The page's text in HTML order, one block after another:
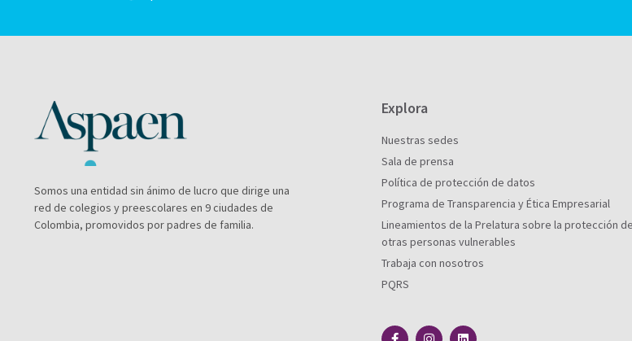
Somos una entidad sin ánimo de lucro que dirige una
red de colegios y preescolares en 9 ciudades de
Colombia, promovidos por padres de familia.
Explora
Nuestras sedes
Sala de prensa
Política de protección de datos
Programa de Transparencia y Ética Empresarial
Lineamientos de la Prelatura sobre la protección
otras personas vulnerables
Trabaja con nosotros
PQRS